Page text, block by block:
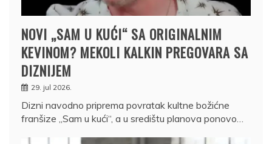
NOVI „SAM U KUĆI“ SA ORIGINALNIM
KEVINOM? MEKOLI KALKIN PREGOVARA SA
DIZNIJEM
29. jul 2026.
Dizni navodno priprema povratak kultne božićne
franšize „Sam u kući“, a u središtu planova ponovo…